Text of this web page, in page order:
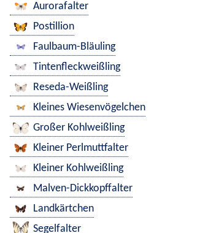
Aurorafalter
Postillion
Faulbaum-Bläuling
Tintenfleckweißling
Reseda-Weißling
Kleines Wiesenvögelchen
Großer Kohlweißling
Kleiner Perlmuttfalter
Kleiner Kohlweißling
Malven-Dickkopffalter
Landkärtchen
Segelfalter